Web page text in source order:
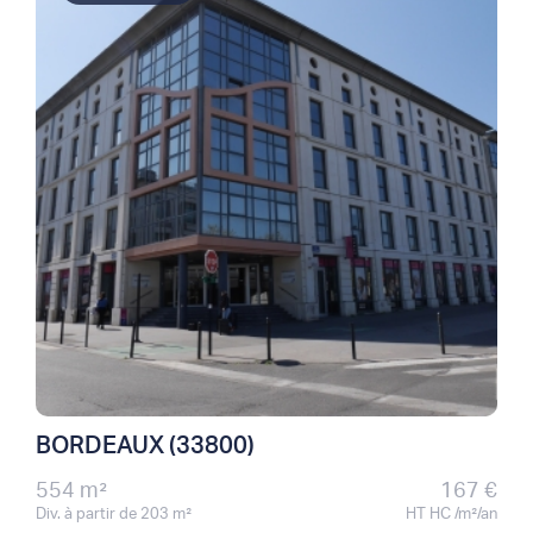
BORDEAUX (33800)
554 m²
Div. à partir de 203 m²
167 €
HT HC /m²/an